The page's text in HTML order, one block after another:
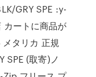
GRY SPE :y-
ートに商品が
タリカ 正規
SPE (取寄)ノ